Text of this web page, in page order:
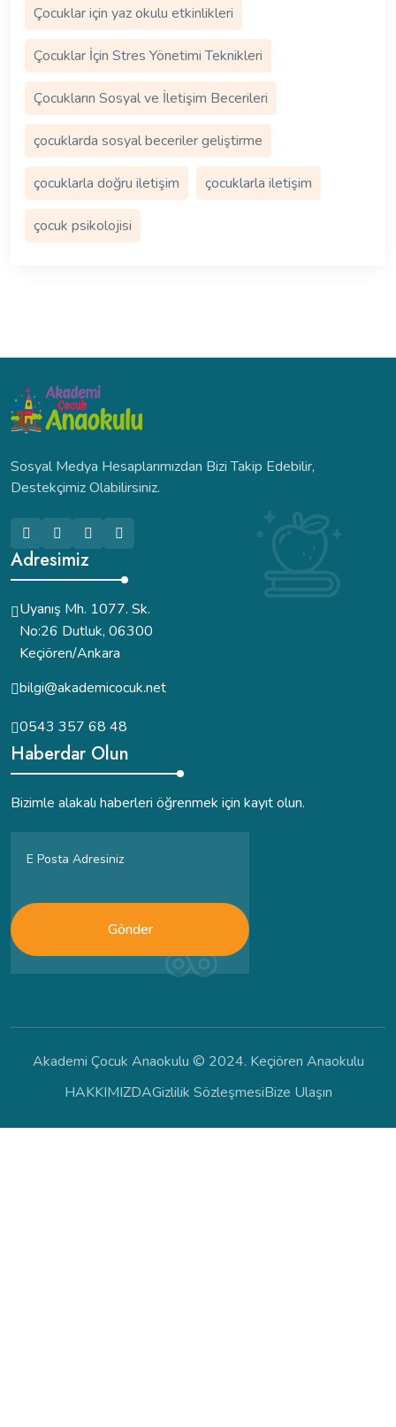
Çocuklar için yaz okulu etkinlikleri
Çocuklar İçin Stres Yönetimi Teknikleri
Çocukların Sosyal ve İletişim Becerileri
çocuklarda sosyal beceriler geliştirme
çocuklarla doğru iletişim çocuklarla iletişim
çocuk psikolojisi
Sosyal Medya Hesaplarımızdan Bizi Takip Edebilir,
Destekçimiz Olabilirsiniz.
Adresimiz
Uyanış Mh. 1077. Sk.
No:26 Dutluk, 06300
Keçiören/Ankara
bilgi@akademicocuk.net
0543 357 68 48
Haberdar Olun
Bizimle alakalı haberleri öğrenmek için kayıt olun.
Gönder
Akademi Çocuk Anaokulu © 2024. Keçiören Anaokulu
HAKKIMIZDAGizlilik SözleşmesiBize Ulaşın